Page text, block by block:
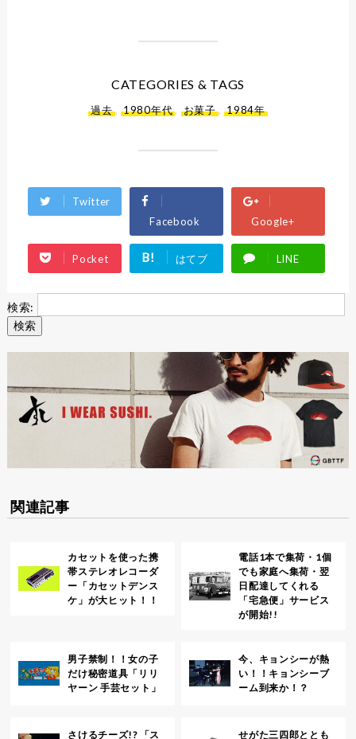
CATEGORIES & TAGS
過去,1980年代 , お菓子,1984年
Twitter
Facebook
Google+
Pocket B! はてブ LINE
検索:
関連記事
カセットを使った携
帯ステレオレコーダ
ー「カセットデンス
ケ」が大ヒット！！
電話1本で集荷・1個
でも家庭へ集荷・翌
日配達してくれる
「宅急便」サービス
が開始!!
男子禁制！！女の子
だけ秘密道具「リリ
ヤーン 手芸セット」
今、キョンシーが熱
い！！キョンシーブ
ーム到来か！？
さけるチーズ!? 「ス せがた三四郎ととも